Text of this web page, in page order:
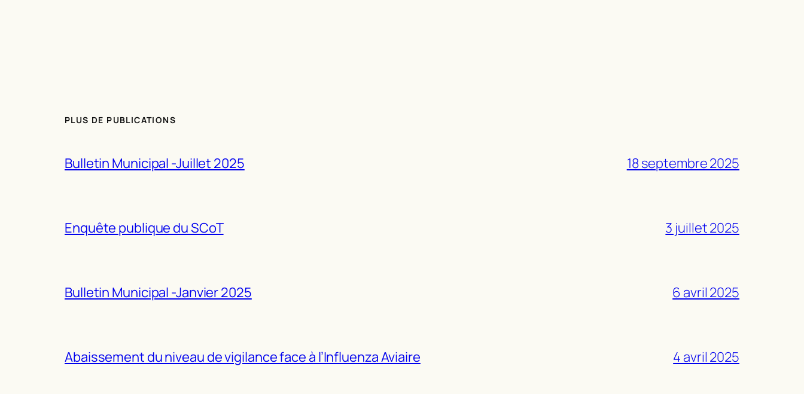
PLUS DE PUBLICATIONS
Bulletin Municipal -Juillet 2025 18 septembre 2025
Enquête publique du SCoT 3 juillet 2025
Bulletin Municipal -Janvier 2025 6 avril 2025
Abaissement du niveau de vigilance face à l’Influenza Aviaire 4 avril 2025